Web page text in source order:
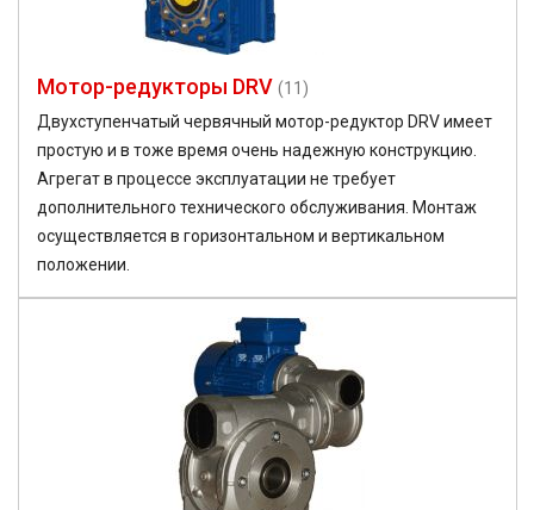
Мотор-редукторы DRV (11)
Двухступенчатый червячный мотор-редуктор DRV имеет
простую и в тоже время очень надежную конструкцию.
Агрегат в процессе эксплуатации не требует
дополнительного технического обслуживания. Монтаж
осуществляется в горизонтальном и вертикальном
положении.